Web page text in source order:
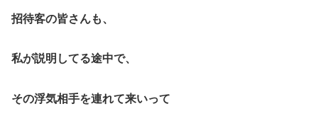
招待客の皆さんも、
私が説明してる途中で、
その浮気相手を連れて来いって